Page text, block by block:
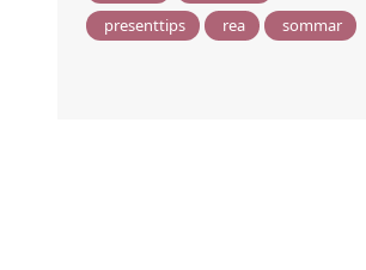
presenttips
rea sommar